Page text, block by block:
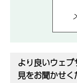
より良いウェ
見をお聞かせく